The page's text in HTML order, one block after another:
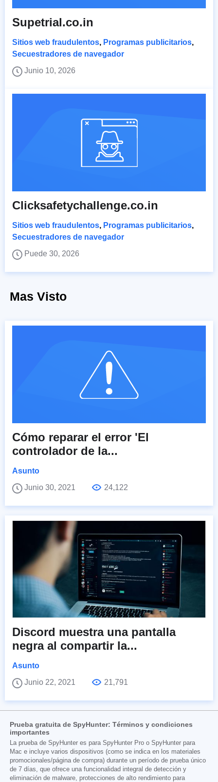
Supetrial.co.in
Sitios web fraudulentos, Programas publicitarios,
Secuestradores de navegador
Junio 10, 2026
Clicksafetychallenge.co.in
Sitios web fraudulentos, Programas publicitarios,
Secuestradores de navegador
Puede 30, 2026
Mas Visto
Cómo reparar el error 'El
controlador de la...
Asunto
Junio 30, 2021
24,122
Discord muestra una pantalla
negra al compartir la...
Asunto
Junio 22, 2021
21,791
Prueba gratuita de SpyHunter: Términos y condiciones
importantes
La prueba de SpyHunter es para SpyHunter Pro o SpyHunter para
Mac e incluye varios dispositivos (como se indica en los materiales
promocionales/página de compra) durante un período de prueba único
de 7 días, que ofrece una funcionalidad integral de detección y
eliminación de malware, protecciones de alto rendimiento para